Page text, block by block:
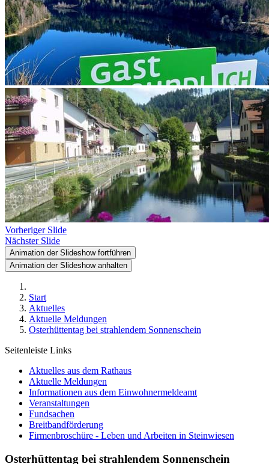
Vorheriger Slide
Nächster Slide
Animation der Slideshow fortführen
Animation der Slideshow anhalten
Start
Aktuelles
Aktuelle Meldungen
Osterhüttentag bei strahlendem Sonnenschein
Seitenleiste Links
Aktuelles aus dem Rathaus
Aktuelle Meldungen
Informationen aus dem Einwohnermeldeamt
Veranstaltungen
Fundsachen
Breitbandförderung
Firmenbroschüre - Leben und Arbeiten in Steinwiesen
Osterhüttentag bei strahlendem Sonnenschein